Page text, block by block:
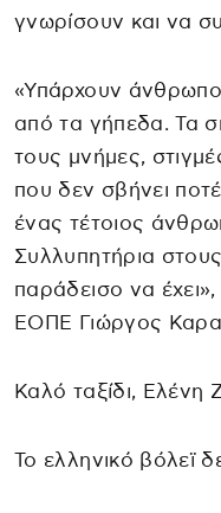
γνωρίσουν και να
«Υπάρχουν
από τα γήπεδα. Τα
τους μνήμες,
που δεν σβήνει
ένας τέτοιος
Συλλυπητήρια
παράδεισο να
ΕΟΠΕ Γιώργος
Καλό ταξίδι, Ελένη
Το ελληνικό βόλεϊ